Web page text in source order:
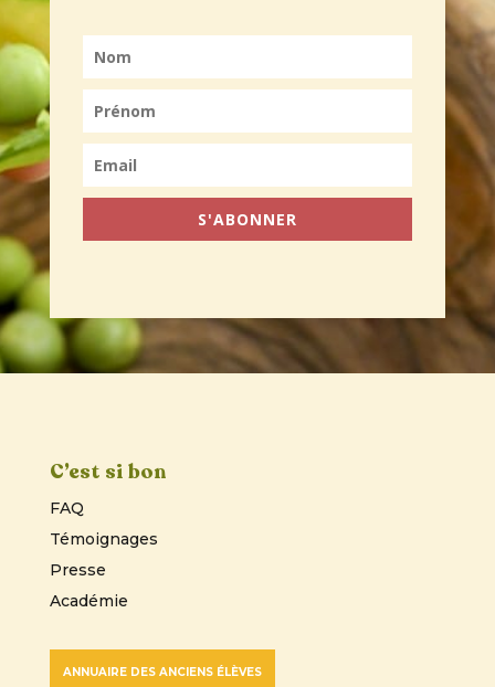
S'ABONNER
C’est si bon
FAQ
Témoignages
Presse
Académie
ANNUAIRE DES ANCIENS ÉLÈVES